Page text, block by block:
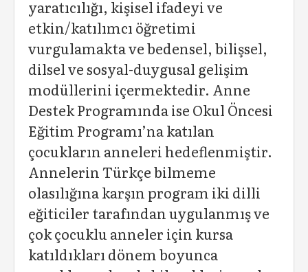
yaratıcılığı, kişisel ifadeyi ve
etkin/katılımcı öğretimi
vurgulamakta ve bedensel, bilişsel,
dilsel ve sosyal-duygusal gelişim
modüllerini içermektedir. Anne
Destek Programında ise Okul Öncesi
Eğitim Programı’na katılan
çocukların anneleri hedeflenmiştir.
Annelerin Türkçe bilmeme
olasılığına karşın program iki dilli
eğiticiler tarafından uygulanmış ve
çok çocuklu anneler için kursa
katıldıkları dönem boyunca